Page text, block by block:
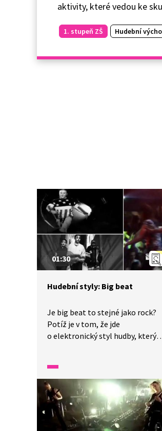
aktivity, které vedou ke
1. stupeň ZŠ Hudební
01:30
Hudební styly: Big beat
Je big beat to stejné jako rock?
Potíž je v tom, že jde
o elektronický styl hudby, který
a kdo kromě Prodigy tvoří big
beat? Podívej se na ukázku a
si jasno v tom, co je to big beat.